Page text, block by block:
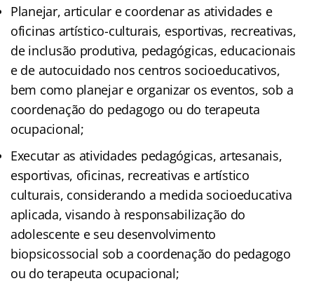
Planejar, articular e coordenar as atividades e
oficinas artístico-culturais, esportivas, recreativas,
de inclusão produtiva, pedagógicas, educacionais
e de autocuidado nos centros socioeducativos,
bem como planejar e organizar os eventos, sob a
coordenação do pedagogo ou do terapeuta
ocupacional;
Executar as atividades pedagógicas, artesanais,
esportivas, oficinas, recreativas e artístico
culturais, considerando a medida socioeducativa
aplicada, visando à responsabilização do
adolescente e seu desenvolvimento
biopsicossocial sob a coordenação do pedagogo
ou do terapeuta ocupacional;